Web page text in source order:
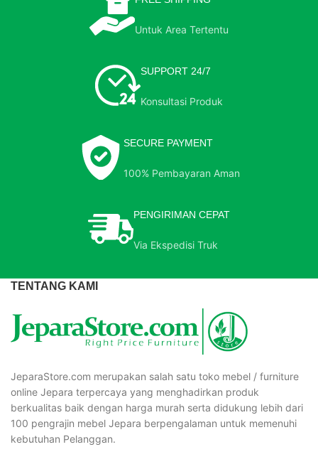
Untuk Area Tertentu
SUPPORT 24/7
Konsultasi Produk
SECURE PAYMENT
100% Pembayaran Aman
PENGIRIMAN CEPAT
Via Ekspedisi Truk
TENTANG KAMI
JeparaStore.com merupakan salah satu toko mebel / furniture
online Jepara terpercaya yang menghadirkan produk
berkualitas baik dengan harga murah serta didukung lebih dari
100 pengrajin mebel Jepara berpengalaman untuk memenuhi
kebutuhan Pelanggan.